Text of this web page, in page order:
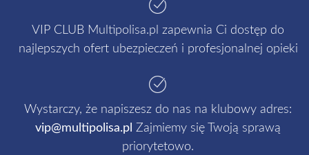
VIP CLUB Multipolisa.pl zapewnia Ci dostęp do
najlepszych ofert ubezpieczeń i profesjonalnej opieki
Wystarczy, że napiszesz do nas na klubowy adres:
vip@multipolisa.pl Zajmiemy się Twoją sprawą
priorytetowo.